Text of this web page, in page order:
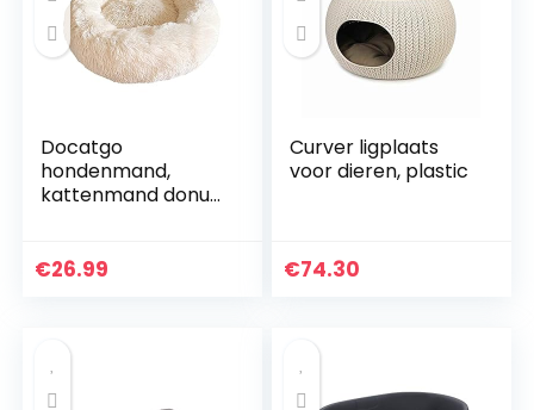
Docatgo
hondenmand,
kattenmand donut
nepbont met
€26.99
Curver ligplaats
voor dieren, plastic
€74.30